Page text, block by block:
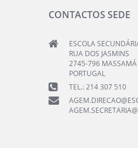
CONTACTOS SEDE
ESCOLA
RUA DOS JASMINS
2745-796 MASSAMÁ
PORTUGAL
TEL.: 214 307 510